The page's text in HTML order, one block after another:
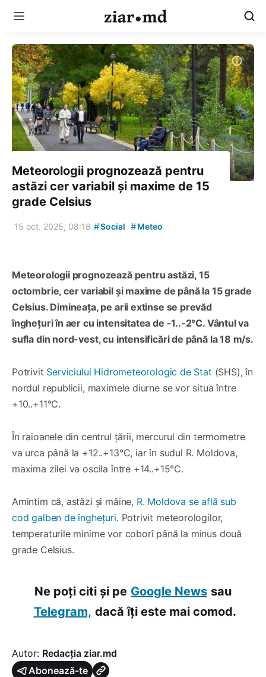
Meteorologii prognozează pentru
astăzi cer variabil și maxime de 15
grade Celsius
15 oct. 2025, 08:18 #Social #Meteo
Meteorologii prognozează pentru astăzi, 15
octombrie, cer variabil și maxime de până la 15 grade
Celsius. Dimineața, pe arii extinse se prevăd
înghețuri în aer cu intensitatea de -1..-2°C. Vântul va
sufla din nord-vest, cu intensificări de până la 18 m/s.
Potrivit Serviciului Hidrometeorologic de Stat (SHS), în
nordul republicii, maximele diurne se vor situa între
+10..+11°C.
În raioanele din centrul țării, mercurul din termometre
va urca până la +12..+13°C, iar în sudul R. Moldova,
maxima zilei va oscila între +14..+15°C.
Amintim că, astăzi și mâine, R. Moldova se află sub
cod galben de înghețuri. Potrivit meteorologilor,
temperaturile minime vor coborî până la minus două
grade Celsius.
Ne poți citi și pe Google News sau
Telegram, dacă îți este mai comod.
Autor: Redacția ziar.md
Abonează-te